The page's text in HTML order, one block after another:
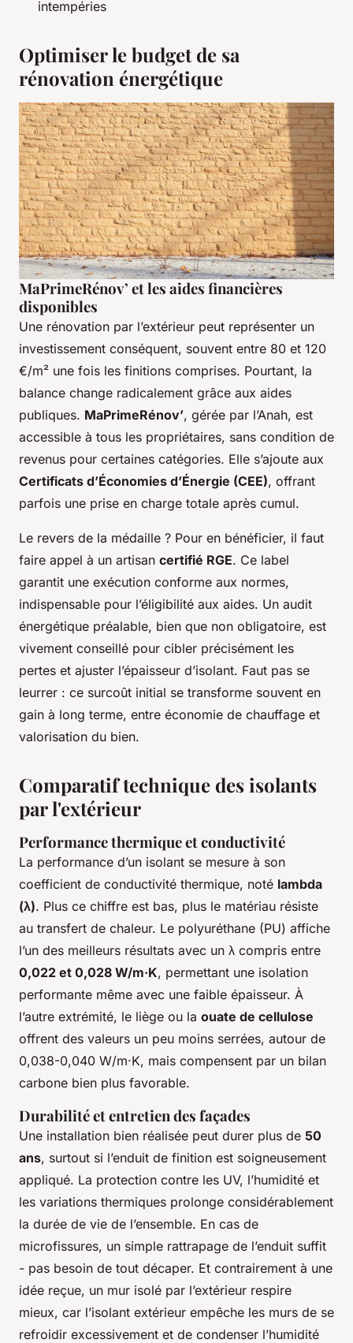
intempéries
Optimiser le budget de sa
rénovation énergétique
MaPrimeRénov’ et les aides financières
disponibles
Une rénovation par l’extérieur peut représenter un
investissement conséquent, souvent entre 80 et 120
€/m² une fois les finitions comprises. Pourtant, la
balance change radicalement grâce aux aides
publiques. MaPrimeRénov’, gérée par l’Anah, est
accessible à tous les propriétaires, sans condition de
revenus pour certaines catégories. Elle s’ajoute aux
Certificats d’Économies d’Énergie (CEE), offrant
parfois une prise en charge totale après cumul.
Le revers de la médaille ? Pour en bénéficier, il faut
faire appel à un artisan certifié RGE. Ce label
garantit une exécution conforme aux normes,
indispensable pour l’éligibilité aux aides. Un audit
énergétique préalable, bien que non obligatoire, est
vivement conseillé pour cibler précisément les
pertes et ajuster l’épaisseur d’isolant. Faut pas se
leurrer : ce surcoût initial se transforme souvent en
gain à long terme, entre économie de chauffage et
valorisation du bien.
Comparatif technique des isolants
par l'extérieur
Performance thermique et conductivité
La performance d’un isolant se mesure à son
coefficient de conductivité thermique, noté lambda
(λ). Plus ce chiffre est bas, plus le matériau résiste
au transfert de chaleur. Le polyuréthane (PU) affiche
l’un des meilleurs résultats avec un λ compris entre
0,022 et 0,028 W/m·K, permettant une isolation
performante même avec une faible épaisseur. À
l’autre extrémité, le liège ou la ouate de cellulose
offrent des valeurs un peu moins serrées, autour de
0,038-0,040 W/m·K, mais compensent par un bilan
carbone bien plus favorable.
Durabilité et entretien des façades
Une installation bien réalisée peut durer plus de 50
ans, surtout si l’enduit de finition est soigneusement
appliqué. La protection contre les UV, l’humidité et
les variations thermiques prolonge considérablement
la durée de vie de l’ensemble. En cas de
microfissures, un simple rattrapage de l’enduit suffit
- pas besoin de tout décaper. Et contrairement à une
idée reçue, un mur isolé par l’extérieur respire
mieux, car l’isolant extérieur empêche les murs de se
refroidir excessivement et de condenser l’humidité